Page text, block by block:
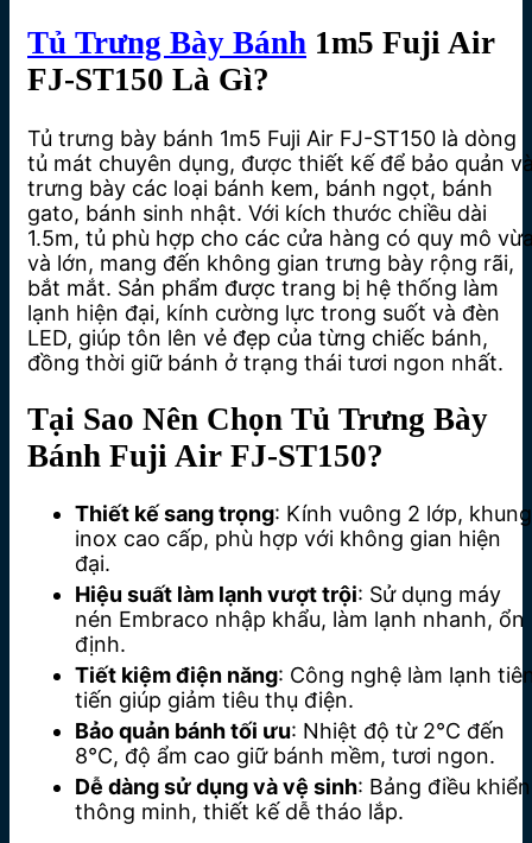
Tủ Trưng Bày Bánh 1m5 Fuji Air
FJ-ST150 Là Gì?
Tủ trưng bày bánh 1m5 Fuji Air FJ-ST150 là dòng
tủ mát chuyên dụng, được thiết kế để bảo quản
trưng bày các loại bánh kem, bánh ngọt, bánh
gato, bánh sinh nhật. Với kích thước chiều dài
1.5m, tủ phù hợp cho các cửa hàng có quy mô
và lớn, mang đến không gian trưng bày rộng rãi,
bắt mắt. Sản phẩm được trang bị hệ thống làm
lạnh hiện đại, kính cường lực trong suốt và đèn
LED, giúp tôn lên vẻ đẹp của từng chiếc bánh,
đồng thời giữ bánh ở trạng thái tươi ngon nhất.
Tại Sao Nên Chọn Tủ Trưng Bày
Bánh Fuji Air FJ-ST150?
Thiết kế sang trọng: Kính vuông 2 lớp, khung
inox cao cấp, phù hợp với không gian hiện
đại.
Hiệu suất làm lạnh vượt trội: Sử dụng máy
nén Embraco nhập khẩu, làm lạnh nhanh, ổn
định.
Tiết kiệm điện năng: Công nghệ làm lạnh
tiến giúp giảm tiêu thụ điện.
Bảo quản bánh tối ưu: Nhiệt độ từ 2°C đến
8°C, độ ẩm cao giữ bánh mềm, tươi ngon.
Dễ dàng sử dụng và vệ sinh: Bảng điều khiển
thông minh, thiết kế dễ tháo lắp.